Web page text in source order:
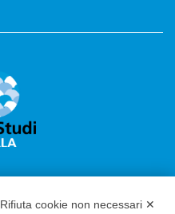
Rifiuta cookie non necessari ✕